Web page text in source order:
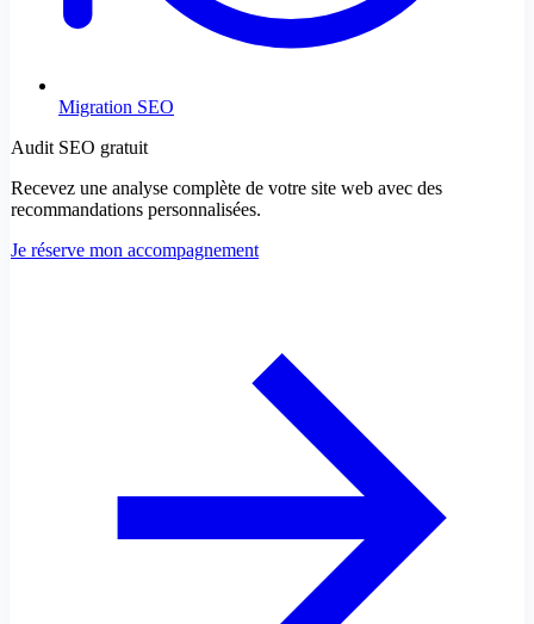
Migration SEO
Audit SEO gratuit
Recevez une analyse complète de votre site web avec des
recommandations personnalisées.
Je réserve mon accompagnement